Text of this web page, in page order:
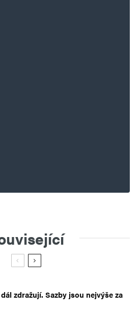
zdražují. Sazby jsou nejvýše za